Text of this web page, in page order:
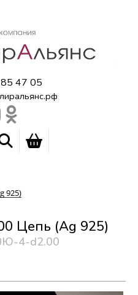
47 05
925)
Цепь (Ag 925)
4-d2.00